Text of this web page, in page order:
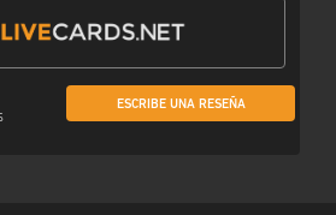
ESCRIBE UNA RESEÑA